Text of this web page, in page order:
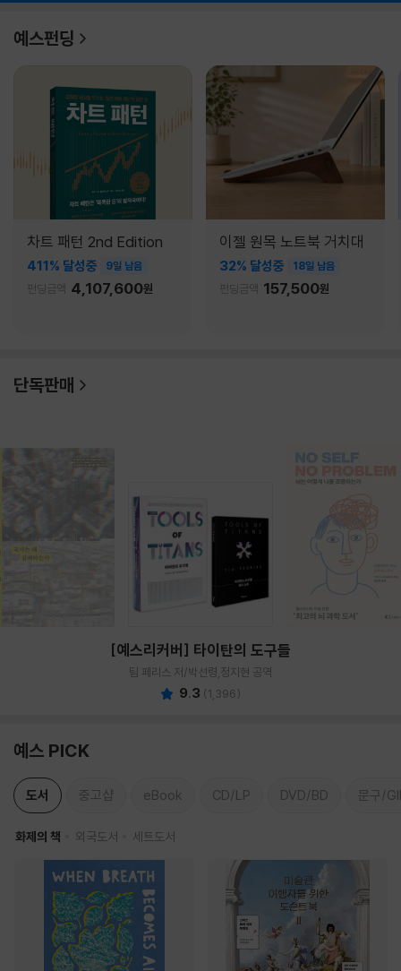
예스펀딩
차트 패턴 2nd Edition
411% 달성중 9일 남음
펀딩금액 4,107,600원
이젤 원목 노트북 거치대
32% 달성중 18일 남음
펀딩금액 157,500원
단독판매
[예스리커버] 타이탄의 도구들
팀 페리스 저/박선령,정지현 공역
9.3 (1,396)
예스 PICK
도서 중고샵 eBook CD/LP DVD/BD 문구/
화제의 책 외국도서 세트도서